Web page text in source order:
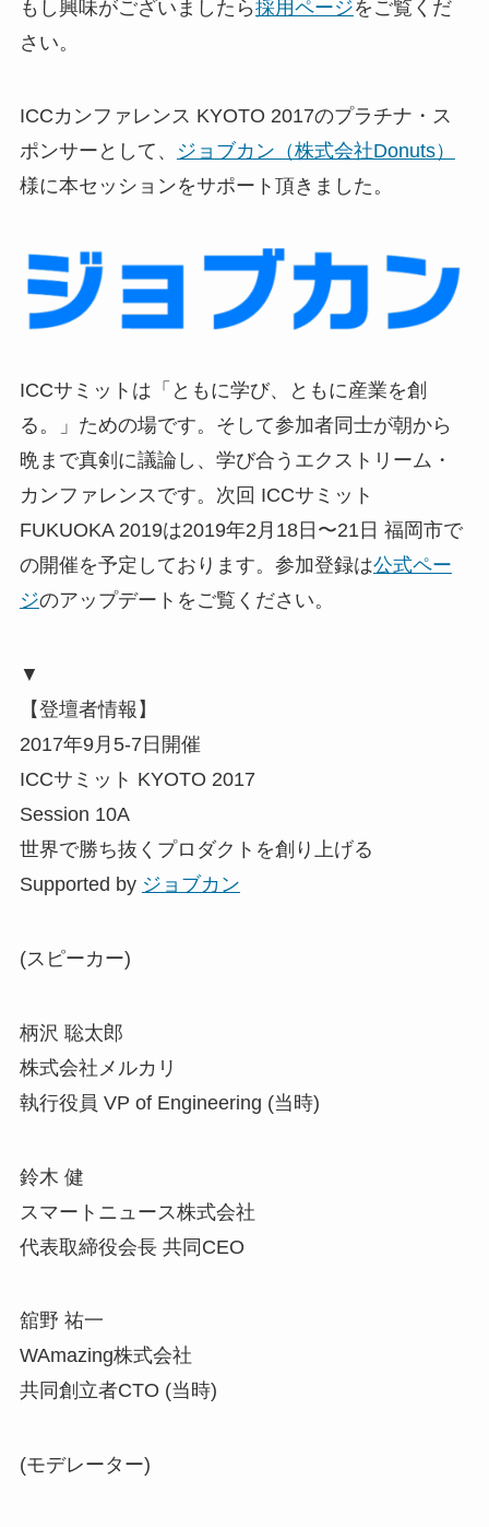
もし興味がございましたら採用ページをご覧くだ
さい。
ICCカンファレンス KYOTO 2017のプラチナ・ス
ポンサーとして、
ジョブカン（株式会社Donuts）
様に本セッションをサポート頂きました。
ICCサミットは「ともに学び、ともに産業を創
る。」ための場です。そして参加者同士が朝から
晩まで真剣に議論し、学び合うエクストリーム・
カンファレンスです。次回 ICCサミット
FUKUOKA 2019は2019年2月18日〜21日 福岡市で
の開催を予定しております。参加登録は公式ペー
ジのアップデートをご覧ください。
▼
【登壇者情報】
2017年9月5-7日開催
ICCサミット KYOTO 2017
Session 10A
世界で勝ち抜くプロダクトを創り上げる
Supported by ジョブカン
(スピーカー)
柄沢 聡太郎
株式会社メルカリ
執行役員 VP of Engineering (当時)
鈴木 健
スマートニュース株式会社
代表取締役会長 共同CEO
舘野 祐一
WAmazing株式会社
共同創立者CTO (当時)
(モデレーター)